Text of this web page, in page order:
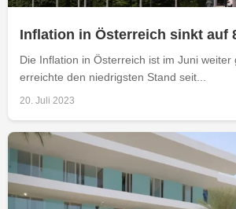
Inflation in Österreich sinkt auf
Die Inflation in Österreich ist im Juni weiter
erreichte den niedrigsten Stand seit...
20. Juli 2023